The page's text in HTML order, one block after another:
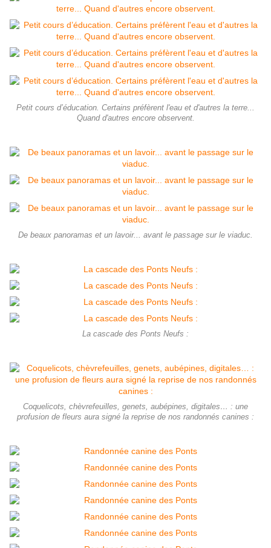
Petit cours d’éducation. Certains préfèrent l'eau et d'autres la terre...
Quand d'autres encore observent.
De beaux panoramas et un lavoir... avant le passage sur le viaduc.
La cascade des Ponts Neufs :
Coquelicots, chèvrefeuilles, genets, aubépines, digitales… : une
profusion de fleurs aura signé la reprise de nos randonnés canines :